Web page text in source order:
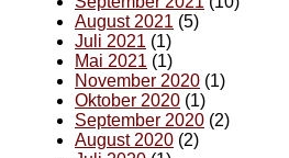
August 2021 (5)
Juli 2021 (1)
Mai 2021 (1)
November 2020 (1)
Oktober 2020 (1)
September 2020 (2)
August 2020 (2)